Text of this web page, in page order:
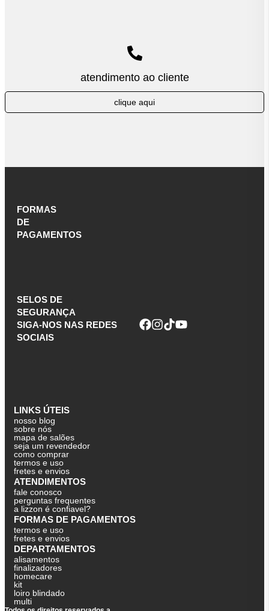
atendimento ao cliente
clique aqui
FORMAS
DE
PAGAMENTOS
SELOS DE
SEGURANÇA
SIGA-NOS NAS REDES
SOCIAIS
LINKS ÚTEIS
nosso blog
sobre nós
mapa de salões
seja um revendedor
como comprar
termos e uso
fretes e envios
ATENDIMENTOS
fale conosco
perguntas frequentes
a lizzon é confiavel?
FORMAS DE PAGAMENTOS
termos e uso
fretes e envios
DEPARTAMENTOS
alisamentos
finalizadores
homecare
kit
loiro blindado
multi